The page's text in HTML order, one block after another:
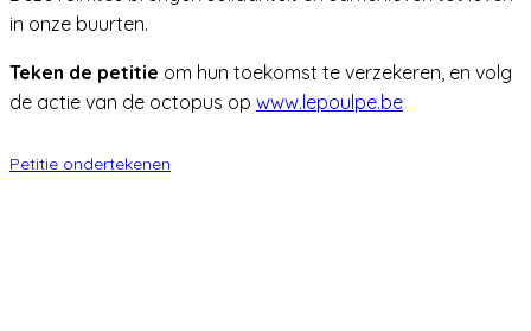
in onze buurten.
Teken de petitie om hun toekomst te verzekeren, en volg
de actie van de octopus op www.lepoulpe.be
Petitie ondertekenen